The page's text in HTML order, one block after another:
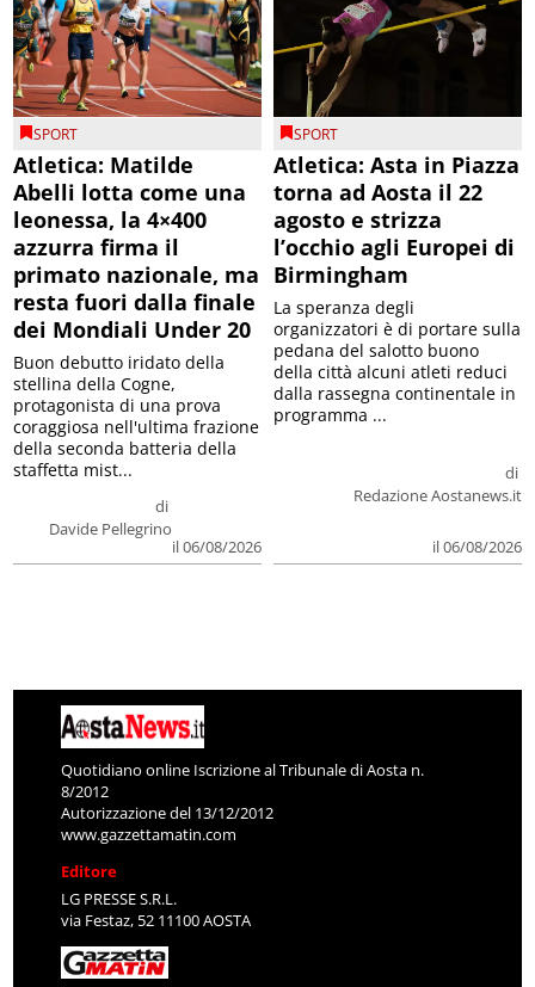
SPORT
Atletica: Matilde
Abelli lotta come una
leonessa, la 4×400
azzurra firma il
primato nazionale, ma
resta fuori dalla finale
dei Mondiali Under 20
di
Davide Pellegrino
il 06/08/2026
Buon debutto iridato della
stellina della Cogne,
protagonista di una prova
coraggiosa nell'ultima frazione
della seconda batteria della
staffetta mist...
SPORT
Atletica: Asta in Piazza
torna ad Aosta il 22
agosto e strizza
l’occhio agli Europei di
Birmingham
di
Redazione Aostanews.it
il 06/08/2026
La speranza degli
organizzatori è di portare sulla
pedana del salotto buono
della città alcuni atleti reduci
dalla rassegna continentale in
programma ...
Quotidiano online Iscrizione al Tribunale di Aosta n.
8/2012
Autorizzazione del 13/12/2012
www.gazzettamatin.com
Editore
LG PRESSE S.R.L.
via Festaz, 52 11100 AOSTA